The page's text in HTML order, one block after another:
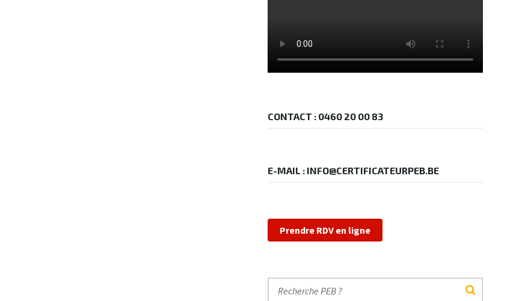
CONTACT : 0460 20 00 83
E-MAIL : INFO@CERTIFICATEURPEB.BE
Prendre RDV en ligne